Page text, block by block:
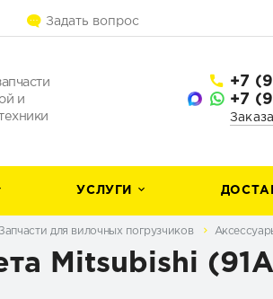
Задать вопрос
и
+7
+7
УСЛУГИ
для вилочных погрузчиков
Mitsubishi